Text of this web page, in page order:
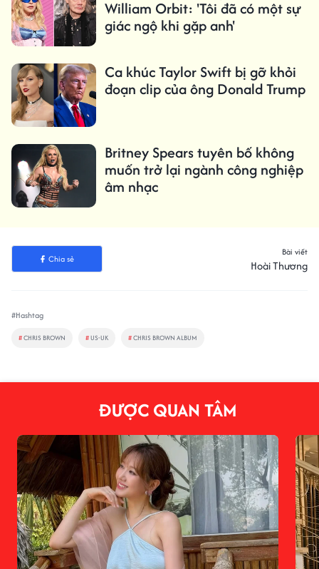
William Orbit: 'Tôi đã có một sự
giác ngộ khi gặp anh'
Ca khúc Taylor Swift bị gỡ khỏi
đoạn clip của ông Donald Trump
Britney Spears tuyên bố không
muốn trở lại ngành công nghiệp
âm nhạc
Chia sẻ
Bài viết
Hoài Thương
#Hashtag
#CHRIS BROWN #US-UK #CHRIS BROWN ALBUM
ĐƯỢC QUAN TÂM